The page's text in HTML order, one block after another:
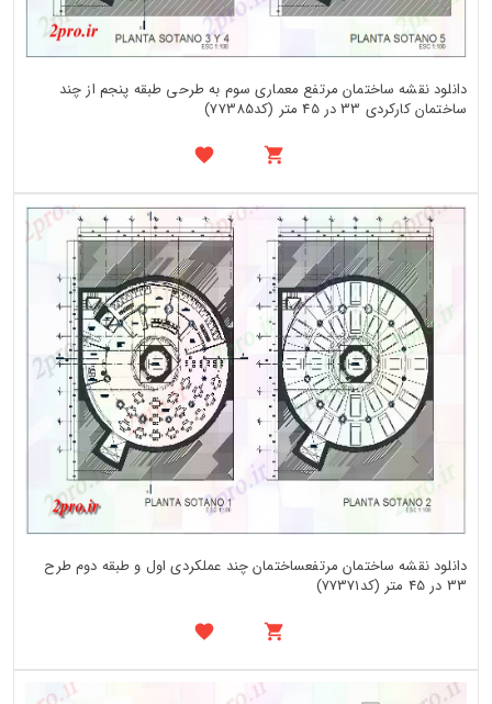
دانلود نقشه ساختمان مرتفع معماری سوم به طرحی طبقه پنجم از چند
ساختمان کارکردی 33 در 45 متر (کد77385)
دانلود نقشه ساختمان مرتفعساختمان چند عملکردی اول و طبقه دوم طرح
33 در 45 متر (کد77371)